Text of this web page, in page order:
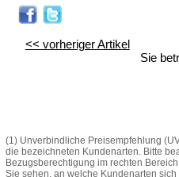
<< vorheriger Artikel
Sie
(1) Unverbindliche Preisempfehlung
die bezeichneten Kundenarten. Bitte
Bezugsberechtigung im rechten
Sie sehen, an welche Kundenarten